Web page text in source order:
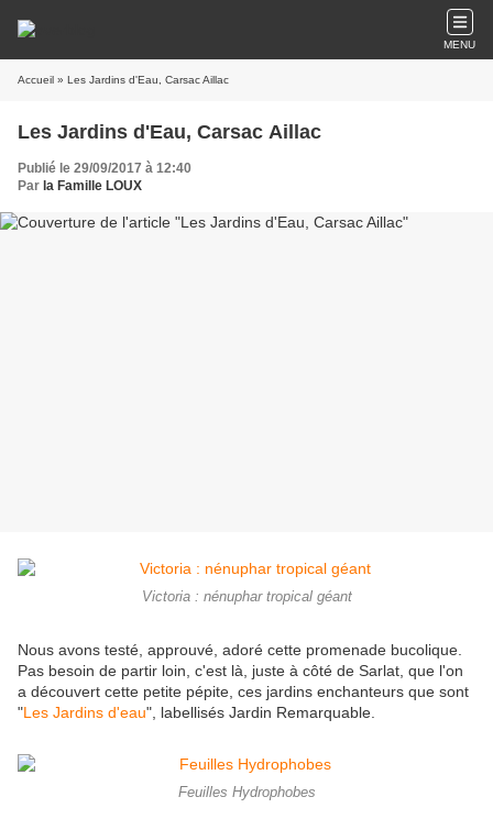
MENU
Accueil » Les Jardins d'Eau, Carsac Aillac
Les Jardins d'Eau, Carsac Aillac
Publié le 29/09/2017 à 12:40
Par la Famille LOUX
Victoria : nénuphar tropical géant
Nous avons testé, approuvé, adoré cette promenade bucolique.
Pas besoin de partir loin, c'est là, juste à côté de Sarlat, que l'on
a découvert cette petite pépite, ces jardins enchanteurs que sont
"Les Jardins d'eau", labellisés Jardin Remarquable.
Feuilles Hydrophobes